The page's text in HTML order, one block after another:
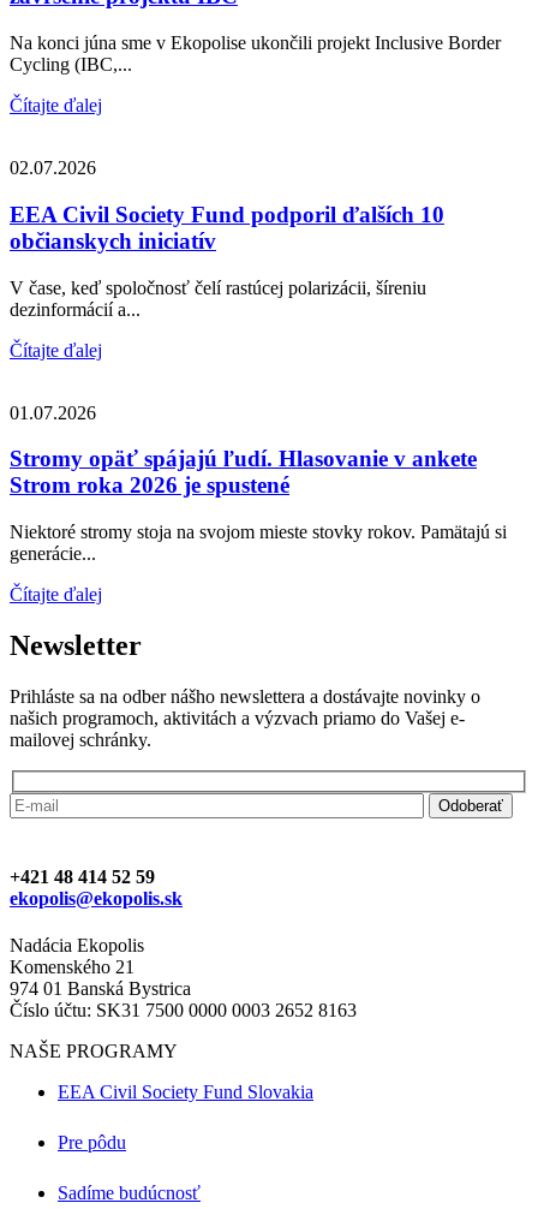
Na konci júna sme v Ekopolise ukončili projekt Inclusive Border
Cycling (IBC,...
Čítajte ďalej
02.07.2026
EEA Civil Society Fund podporil ďalších 10
občianskych iniciatív
V čase, keď spoločnosť čelí rastúcej polarizácii, šíreniu
dezinformácií a...
Čítajte ďalej
01.07.2026
Stromy opäť spájajú ľudí. Hlasovanie v ankete
Strom roka 2026 je spustené
Niektoré stromy stoja na svojom mieste stovky rokov. Pamätajú si
generácie...
Čítajte ďalej
Newsletter
Prihláste sa na odber nášho newslettera a dostávajte novinky o
našich programoch, aktivitách a výzvach priamo do Vašej e-
mailovej schránky.
+421 48 414 52 59
ekopolis@ekopolis.sk
Nadácia Ekopolis
Komenského 21
974 01 Banská Bystrica
Číslo účtu: SK31 7500 0000 0003 2652 8163
NAŠE PROGRAMY
EEA Civil Society Fund Slovakia
Pre pôdu
Sadíme budúcnosť